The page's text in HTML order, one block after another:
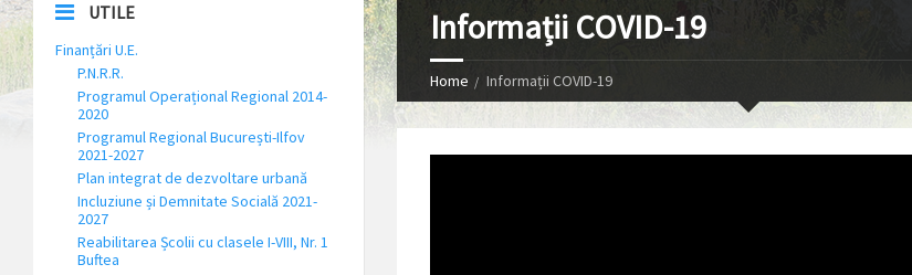
Informații COVID-19
Home Informații COVID-19
UTILE
Finanțări U.E.
P.N.R.R.
Programul Operațional Regional 2014-
2020
Programul Regional București-Ilfov
2021-2027
Plan integrat de dezvoltare urbană
Incluziune și Demnitate Socială 2021-
2027
Reabilitarea Școlii cu clasele I-VIII, Nr. 1
Buftea